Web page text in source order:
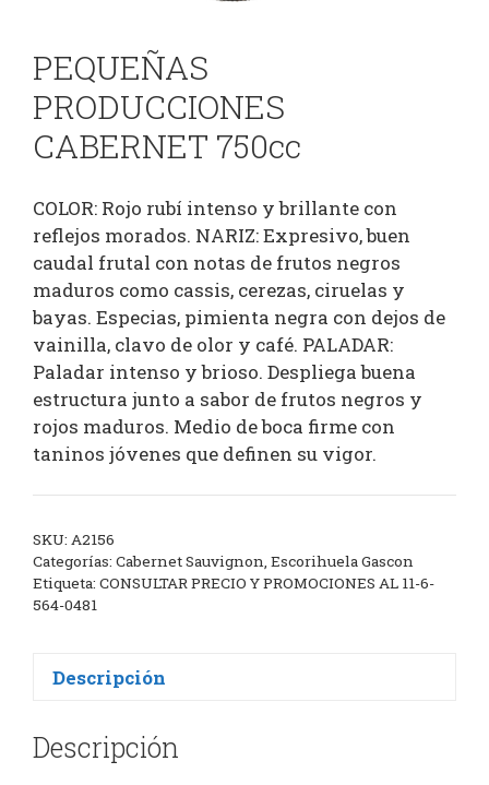
PEQUEÑAS
PRODUCCIONES
CABERNET 750cc
COLOR: Rojo rubí intenso y brillante con
reflejos morados. NARIZ: Expresivo, buen
caudal frutal con notas de frutos negros
maduros como cassis, cerezas, ciruelas y
bayas. Especias, pimienta negra con dejos de
vainilla, clavo de olor y café. PALADAR:
Paladar intenso y brioso. Despliega buena
estructura junto a sabor de frutos negros y
rojos maduros. Medio de boca firme con
taninos jóvenes que definen su vigor.
SKU: A2156
Categorías: Cabernet Sauvignon, Escorihuela Gascon
Etiqueta: CONSULTAR PRECIO Y PROMOCIONES AL 11-6-
564-0481
Descripción
Descripción